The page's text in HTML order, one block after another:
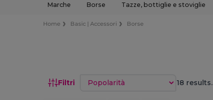
Marche Borse Tazze, bottiglie e stoviglie
Home Basic | Accessori Borse
Filtri Ordina per 18 results.